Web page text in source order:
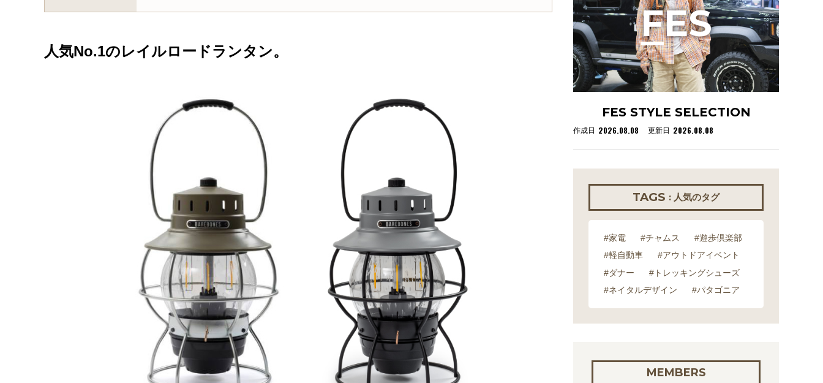
人気No.1のレイルロードランタン。
FES STYLE SELECTION
作成日 2026.08.08 更新日 2026.08.08
FES
TAGS : 人気のタグ
#家電 #チャムス
#遊歩倶楽部
#軽自動車
#アウトドアイベント
#ダナー
#トレッキングシューズ
#ネイタルデザイン
#パタゴニア
MEMBERS